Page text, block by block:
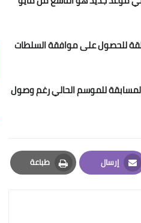
للحصول على موافقة السلطات
للموسم الحالي رغم وصول
إرسال
Email
طباعة
Print